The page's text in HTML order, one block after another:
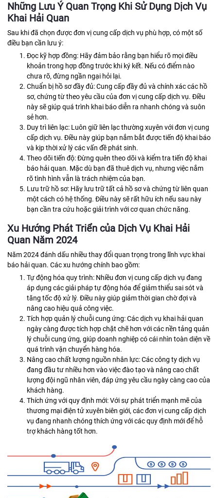
Những Lưu Ý Quan Trọng Khi Sử Dụng Dịch Vụ
Khai Hải Quan
Sau khi đã chọn được đơn vị cung cấp dịch vụ phù hợp, có một số
điều bạn cần lưu ý:
Đọc kỹ hợp đồng: Hãy đảm bảo rằng bạn hiểu rõ mọi điều
khoản trong hợp đồng trước khi ký kết. Nếu có điểm nào
chưa rõ, đừng ngần ngại hỏi lại.
Chuẩn bị hồ sơ đầy đủ: Cung cấp đầy đủ và chính xác các hồ
sơ, chứng từ theo yêu cầu của đơn vị cung cấp dịch vụ. Điều
này sẽ giúp quá trình khai báo diễn ra nhanh chóng và suôn
sẻ hơn.
Duy trì liên lạc: Luôn giữ liên lạc thường xuyên với đơn vị cung
cấp dịch vụ. Điều này giúp bạn nắm bắt được tiến độ khai báo
và kịp thời xử lý các vấn đề phát sinh.
Theo dõi tiến độ: Đừng quên theo dõi và kiểm tra tiến độ khai
báo hải quan. Mặc dù bạn đã thuê dịch vụ, nhưng việc nắm
rõ tình hình vẫn là trách nhiệm của bạn.
Lưu trữ hồ sơ: Hãy lưu trữ tất cả hồ sơ và chứng từ liên quan
một cách có hệ thống. Điều này sẽ rất hữu ích nếu sau này
bạn cần tra cứu hoặc giải trình với cơ quan chức năng.
Xu Hướng Phát Triển của Dịch Vụ Khai Hải
Quan Năm 2024
Năm 2024 đánh dấu nhiều thay đổi quan trọng trong lĩnh vực khai
báo hải quan. Các xu hướng chính bao gồm:
Tự động hóa quy trình: Nhiều đơn vị cung cấp dịch vụ đang
áp dụng các giải pháp tự động hóa để giảm thiểu sai sót và
tăng tốc độ xử lý. Điều này giúp giảm thời gian chờ đợi và
nâng cao hiệu quả công việc.
Tích hợp quản lý chuỗi cung ứng: Các dịch vụ khai hải quan
ngày càng được tích hợp chặt chẽ hơn với các nền tảng quản
lý chuỗi cung ứng, giúp doanh nghiệp có cái nhìn toàn diện về
quá trình vận chuyển hàng hóa.
Nâng cao chất lượng nguồn nhân lực: Các công ty dịch vụ
đang đầu tư nhiều hơn vào việc đào tạo và nâng cao chất
lượng đội ngũ nhân viên, đáp ứng yêu cầu ngày càng cao của
khách hàng.
Thích ứng với quy định mới: Với sự phát triển mạnh mẽ của
thương mại điện tử xuyên biên giới, các đơn vị cung cấp dịch
vụ đang nhanh chóng thích ứng với các quy định mới để hỗ
trợ khách hàng tốt hơn.